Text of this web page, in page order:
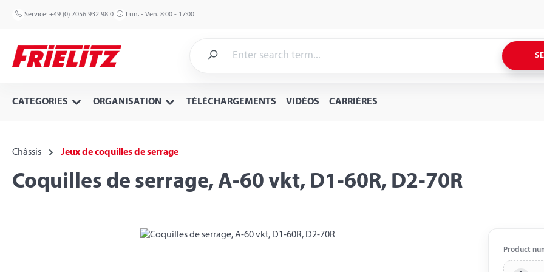
to main content
Skip to search
Skip to main navigation
Service: +49 (0) 7056 932 98 0 Lun. - Ven. 8:00 - 17:00
CATEGORIES ORGANISATION TÉLÉCHARGEMENTS VIDÉOS CARRIÈRES
Châssis Jeux de coquilles de serrage
Coquilles de serrage, A-60 vkt, D1-60R, D2-70R
Product